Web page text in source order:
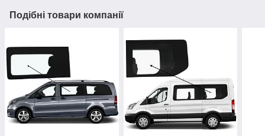
Подібні товари компанії